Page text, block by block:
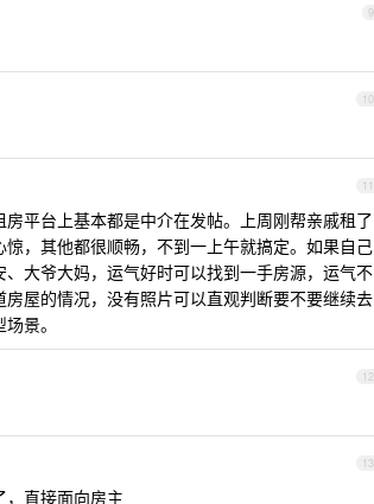
9
10
11
平台上基本都是中介在发帖。上周刚帮亲戚租了
，其他都很顺畅，不到一上午就搞定。如果自己
大爷大妈，运气好时可以找到一手房源，运气不
屋的情况，没有照片可以直观判断要不要继续去
景。
12
13
直接面向房主